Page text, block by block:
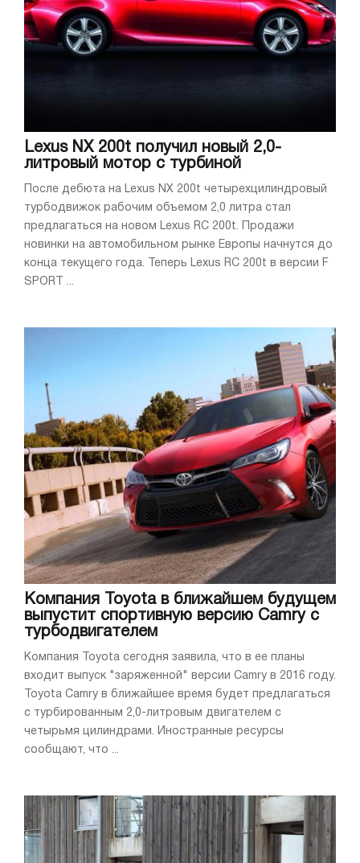
Lexus NX 200t получил новый 2,0-
литровый мотор с турбиной
После дебюта на Lexus NX 200t четырехцилиндровый
турбодвижок рабочим объемом 2,0 литра стал
предлагаться на новом Lexus RC 200t. Продажи
новинки на автомобильном рынке Европы начнутся до
конца текущего года. Теперь Lexus RC 200t в версии F
SPORT ...
Компания Toyota в ближайшем будущем
выпустит спортивную версию Camry с
турбодвигателем
Компания Toyota сегодня заявила, что в ее планы
входит выпуск "заряженной" версии Camry в 2016 году.
Toyota Camry в ближайшее время будет предлагаться
с турбированным 2,0-литровым двигателем с
четырьмя цилиндрами. Иностранные ресурсы
сообщают, что ...